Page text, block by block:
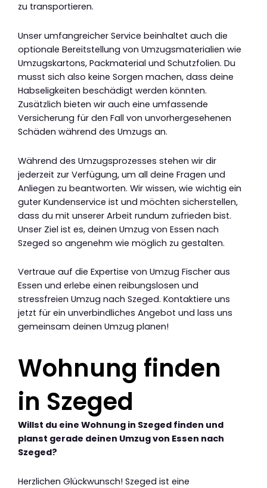
zu transportieren.
Unser umfangreicher Service beinhaltet auch die
optionale Bereitstellung von Umzugsmaterialien wie
Umzugskartons, Packmaterial und Schutzfolien. Du
musst sich also keine Sorgen machen, dass deine
Habseligkeiten beschädigt werden könnten.
Zusätzlich bieten wir auch eine umfassende
Versicherung für den Fall von unvorhergesehenen
Schäden während des Umzugs an.
Während des Umzugsprozesses stehen wir dir
jederzeit zur Verfügung, um all deine Fragen und
Anliegen zu beantworten. Wir wissen, wie wichtig ein
guter Kundenservice ist und möchten sicherstellen,
dass du mit unserer Arbeit rundum zufrieden bist.
Unser Ziel ist es, deinen Umzug von Essen nach
Szeged so angenehm wie möglich zu gestalten.
Vertraue auf die Expertise von Umzug Fischer aus
Essen und erlebe einen reibungslosen und
stressfreien Umzug nach Szeged. Kontaktiere uns
jetzt für ein unverbindliches Angebot und lass uns
gemeinsam deinen Umzug planen!
Wohnung finden
in Szeged
Willst du eine Wohnung in Szeged finden und
planst gerade deinen Umzug von Essen nach
Szeged?
Herzlichen Glückwunsch! Szeged ist eine